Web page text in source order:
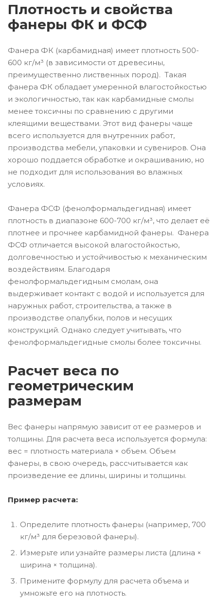
Плотность и свойства
фанеры ФК и ФСФ
Фанера ФК (карбамидная) имеет плотность 500-
600 кг/м³ (в зависимости от древесины,
преимущественно лиственных пород). Такая
фанера ФК обладает умеренной влагостойкостью
и экологичностью, так как карбамидные смолы
менее токсичны по сравнению с другими
клеящими веществами. Этот вид фанеры чаще
всего используется для внутренних работ,
производства мебели, упаковки и сувениров. Она
хорошо поддается обработке и окрашиванию, но
не подходит для использования во влажных
условиях.
Фанера ФСФ (фенолформальдегидная) имеет
плотность в диапазоне 600-700 кг/м³, что делает её
плотнее и прочнее карбамидной фанеры. Фанера
ФСФ отличается высокой влагостойкостью,
долговечностью и устойчивостью к механическим
воздействиям. Благодаря
фенолформальдегидным смолам, она
выдерживает контакт с водой и используется для
наружных работ, строительства, а также в
производстве опалубки, полов и несущих
конструкций. Однако следует учитывать, что
фенолформальдегидные смолы более токсичны.
Расчет веса по
геометрическим
размерам
Вес фанеры напрямую зависит от ее размеров и
толщины. Для расчета веса используется формула:
вес = плотность материала × объем. Объем
фанеры, в свою очередь, рассчитывается как
произведение ее длины, ширины и толщины.
Пример расчета:
Определите плотность фанеры (например, 700
кг/м³ для березовой фанеры).
Измерьте или узнайте размеры листа (длина ×
ширина × толщина).
Примените формулу для расчета объема и
умножьте его на плотность.